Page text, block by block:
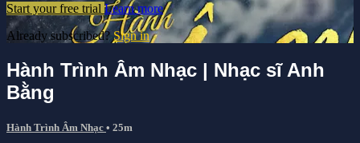
Start your free trial Learn more
Already subscribed?Sign in
Hành Trình Âm Nhạc | Nhạc sĩ Anh
Bằng
Hành Trình Âm Nhạc • 25m